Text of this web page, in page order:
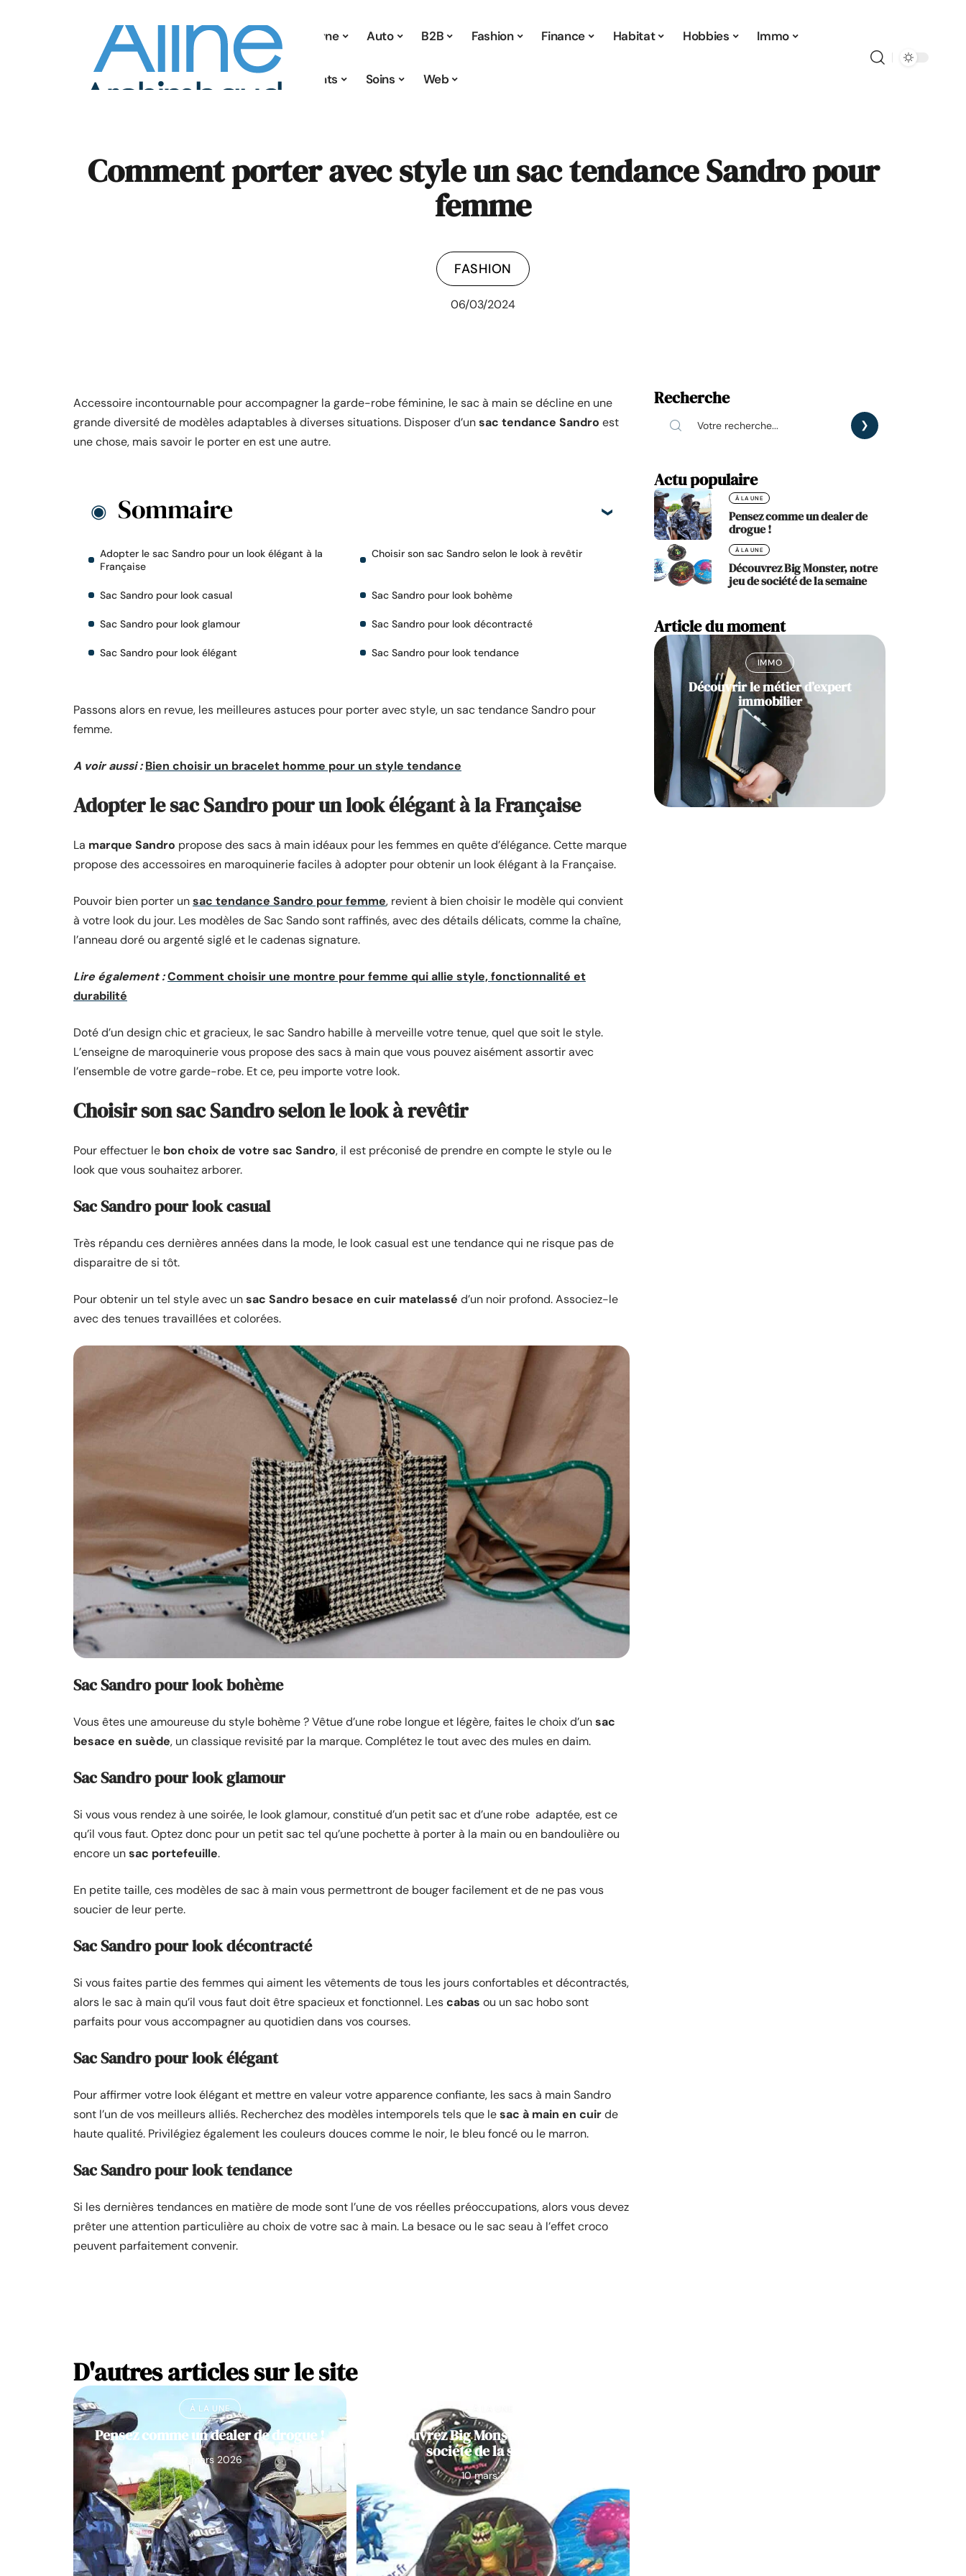
À la une Auto B2B Fashion Finance Habitat Hobbies Immo
Parents Soins Web
Comment porter avec style un sac tendance Sandro pour
femme
FASHION
06/03/2024
Accessoire incontournable pour accompagner la garde-robe féminine, le sac à main se décline en une
grande diversité de modèles adaptables à diverses situations. Disposer d’unsac tendance Sandro est
une chose, mais savoir le porter en est une autre.
Sommaire
Adopter le sac Sandro pour un look élégant à la
Française
Choisir son sac Sandro selon le look à revêtir
Sac Sandro pour look casual Sac Sandro pour look bohème
Sac Sandro pour look glamour Sac Sandro pour look décontracté
Sac Sandro pour look élégant Sac Sandro pour look tendance
Passons alors en revue, les meilleures astuces pour porter avec style, un sac tendance Sandro pour
femme.
A voir aussi : Bien choisir un bracelet homme pour un style tendance
Adopter le sac Sandro pour un look élégant à la Française
La marque Sandro propose des sacs à main idéaux pour les femmes en quête d’élégance. Cette marque
propose des accessoires en maroquinerie faciles à adopter pour obtenir un look élégant à la Française.
Pouvoir bien porter unsac tendance Sandro pour femme, revient à bien choisir le modèle qui convient
à votre look du jour. Les modèles de Sac Sando sont raffinés, avec des détails délicats, comme la chaîne,
l’anneau doré ou argenté siglé et le cadenas signature.
Lire également :Comment choisir une montre pour femme qui allie style, fonctionnalité et
durabilité
Doté d’un design chic et gracieux, le sac Sandro habille à merveille votre tenue, quel que soit le style.
L’enseigne de maroquinerie vous propose des sacs à main que vous pouvez aisément assortir avec
l’ensemble de votre garde-robe. Et ce, peu importe votre look.
Choisir son sac Sandro selon le look à revêtir
Pour effectuer le bon choix de votre sac Sandro, il est préconisé de prendre en compte le style ou le
look que vous souhaitez arborer.
Sac Sandro pour look casual
Très répandu ces dernières années dans la mode, le look casual est une tendance qui ne risque pas de
disparaitre de si tôt.
Pour obtenir un tel style avec unsac Sandro besace en cuir matelassé d’un noir profond. Associez-le
avec des tenues travaillées et colorées.
Sac Sandro pour look bohème
Vous êtes une amoureuse du style bohème ? Vêtue d’une robe longue et légère, faites le choix d’unsac
besace en suède, un classique revisité par la marque. Complétez le tout avec des mules en daim.
Sac Sandro pour look glamour
Si vous vous rendez à une soirée, le look glamour, constitué d’un petit sac et d’une robe adaptée, est ce
qu’il vous faut. Optez donc pour un petit sac tel qu’une pochette à porter à la main ou en bandoulière ou
encore unsac portefeuille.
En petite taille, ces modèles de sac à main vous permettront de bouger facilement et de ne pas vous
soucier de leur perte.
Sac Sandro pour look décontracté
Si vous faites partie des femmes qui aiment les vêtements de tous les jours confortables et décontractés,
alors le sac à main qu’il vous faut doit être spacieux et fonctionnel. Lescabas ou un sac hobo sont
parfaits pour vous accompagner au quotidien dans vos courses.
Sac Sandro pour look élégant
Pour affirmer votre look élégant et mettre en valeur votre apparence confiante, les sacs à main Sandro
sont l’un de vos meilleurs alliés. Recherchez des modèles intemporels tels que lesac à main en cuirde
haute qualité. Privilégiez également les couleurs douces comme le noir, le bleu foncé ou le marron.
Sac Sandro pour look tendance
Si les dernières tendances en matière de mode sont l’une de vos réelles préoccupations, alors vous devez
prêter une attention particulière au choix de votre sac à main. La besace ou le sac seau à l’effet croco
peuvent parfaitement convenir.
D'autres articles sur le site
À LA UNE
Pensez comme un dealer de drogue !
10 mars 2026
Découvrez Big Monster, notre jeu de
société de la semaine
10 mars 2026
Recherche
Actu populaire
À LA UNE
Pensez comme un dealer de
drogue !
À LA UNE
Découvrez Big Monster, notre
jeu de société de la semaine
Article du moment
IMMO
Découvrir le métier d’expert
immobilier